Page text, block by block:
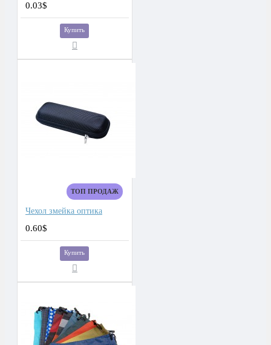
0.03$
Купить
ТОП ПРОДАЖ
Чехол змейка оптика
0.60$
Купить